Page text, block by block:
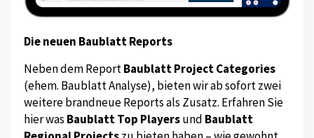
Die neuen Baublatt Reports
Neben dem ReportBaublatt Project Categories
(ehem. Baublatt Analyse), bieten wir ab sofort zwei
weitere brandneue Reports als Zusatz. Erfahren Sie
hier was Baublatt Top Playersund Baublatt